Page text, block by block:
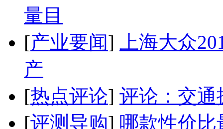
量目
[产业要闻]
上海大众
产
[热点评论] 评论：交通
[评测导购] 哪款性价比